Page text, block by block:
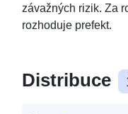
závažných rizik. Za
rozhoduje prefekt.
Distribuce